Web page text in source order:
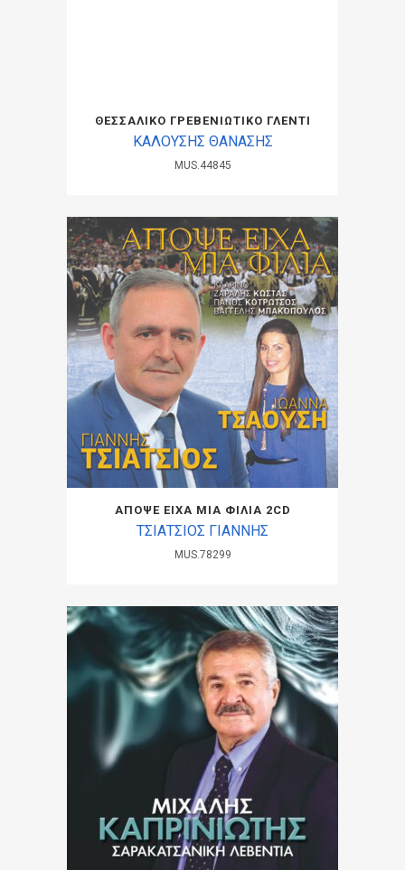
ΘΕΣΣΑΛΙΚΟ ΓΡΕΒΕΝΙΩΤΙΚΟ ΓΛΕΝΤΙ
ΚΑΛΟΥΣΗΣ ΘΑΝΑΣΗΣ
MUS.44845
ΑΠΟΨΕ ΕΙΧΑ ΜΙΑ ΦΙΛΙΑ 2CD
ΤΣΙΑΤΣΙΟΣ ΓΙΑΝΝΗΣ
MUS.78299